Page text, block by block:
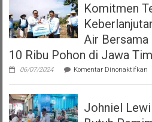
7
Komitmen
Air Bersama
10 Ribu Pohon di Jawa
06/07/2024 Komentar Dinonaktifkan
Johniel